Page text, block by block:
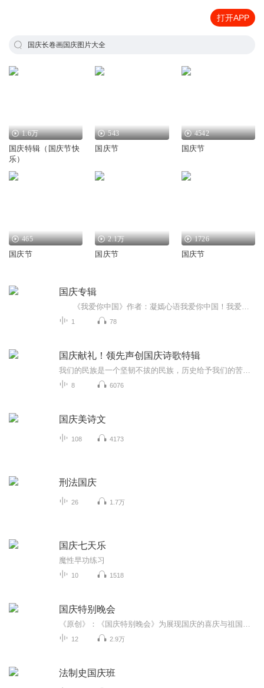
打开APP
国庆长卷画国庆图片大全
1.6万
国庆特辑（国庆节快
乐）
543
国庆节
4542
国庆节
465
国庆节
2.1万
国庆节
1726
国庆节
国庆专辑
1 78
国庆献礼！领先声创国庆诗歌特辑
8 6076
国庆美诗文
108 4173
刑法国庆
26 1.7万
国庆七天乐
魔性早功练习
10 1518
国庆特别晚会
12 2.9万
法制史国庆班